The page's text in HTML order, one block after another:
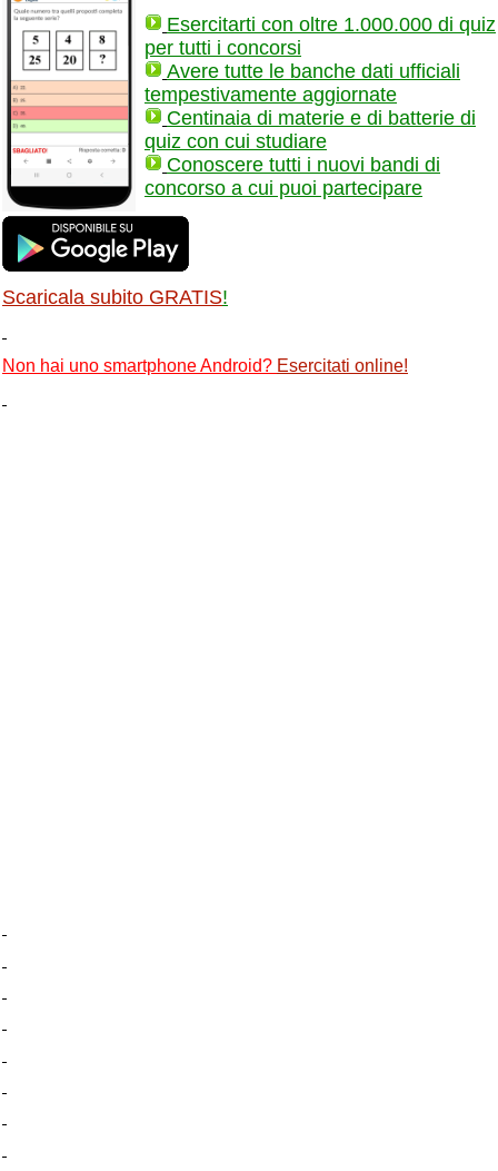
Esercitarti con oltre 1.000.000 di quiz
per tutti i concorsi
Avere tutte le banche dati ufficiali
tempestivamente aggiornate
Centinaia di materie e di batterie di
quiz con cui studiare
Conoscere tutti i nuovi bandi di
concorso a cui puoi partecipare
Scaricala subito GRATIS!
Non hai uno smartphone Android? Esercitati online!